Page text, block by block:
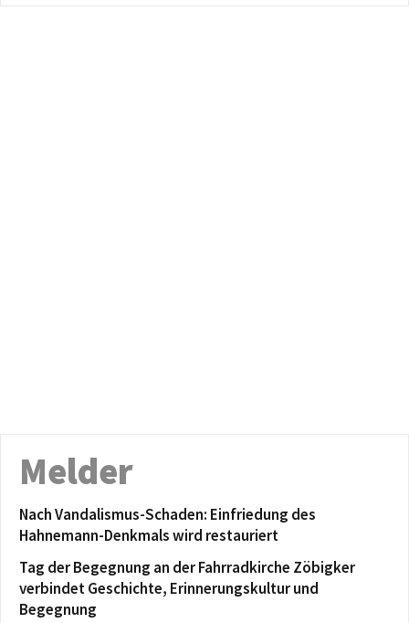
Melder
Nach Vandalismus-Schaden: Einfriedung des
Hahnemann-Denkmals wird restauriert
Tag der Begegnung an der Fahrradkirche Zöbigker
verbindet Geschichte, Erinnerungskultur und
Begegnung